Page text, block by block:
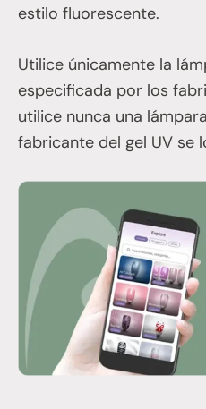
estilo fluorescente.
Utilice únicamente la
especificada por los
utilice nunca una
fabricante del gel UV se